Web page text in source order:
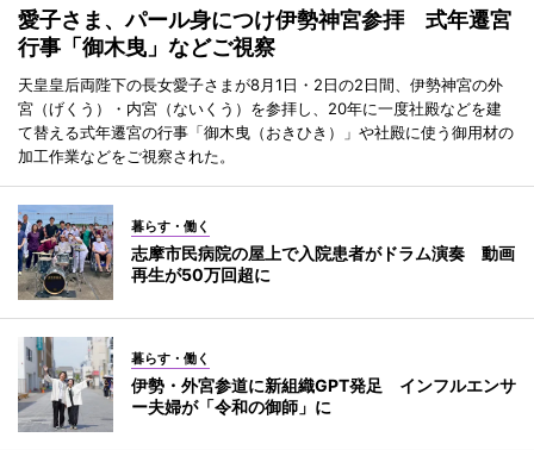
愛子さま、パール身につけ伊勢神宮参拝 式年遷宮
行事「御木曳」などご視察
天皇皇后両陛下の長女愛子さまが8月1日・2日の2日間、伊勢神宮の外
宮（げくう）・内宮（ないくう）を参拝し、20年に一度社殿などを建
て替える式年遷宮の行事「御木曳（おきひき）」や社殿に使う御用材の
加工作業などをご視察された。
暮らす・働く
志摩市民病院の屋上で入院患者がドラム演奏 動画
再生が50万回超に
暮らす・働く
伊勢・外宮参道に新組織GPT発足 インフルエンサ
ー夫婦が「令和の御師」に